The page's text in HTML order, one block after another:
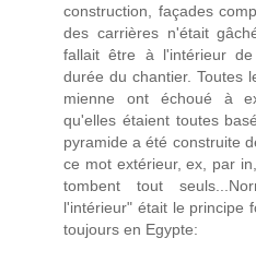
construction, façades
des carrières n'était
fallait être à l'intérieur
durée du chantier. Toutes
mienne ont échoué à
qu'elles étaient toutes
pyramide a été construite
ce mot extérieur, ex, par
tombent tout
l'intérieur" était le principe
toujours en Egypte: